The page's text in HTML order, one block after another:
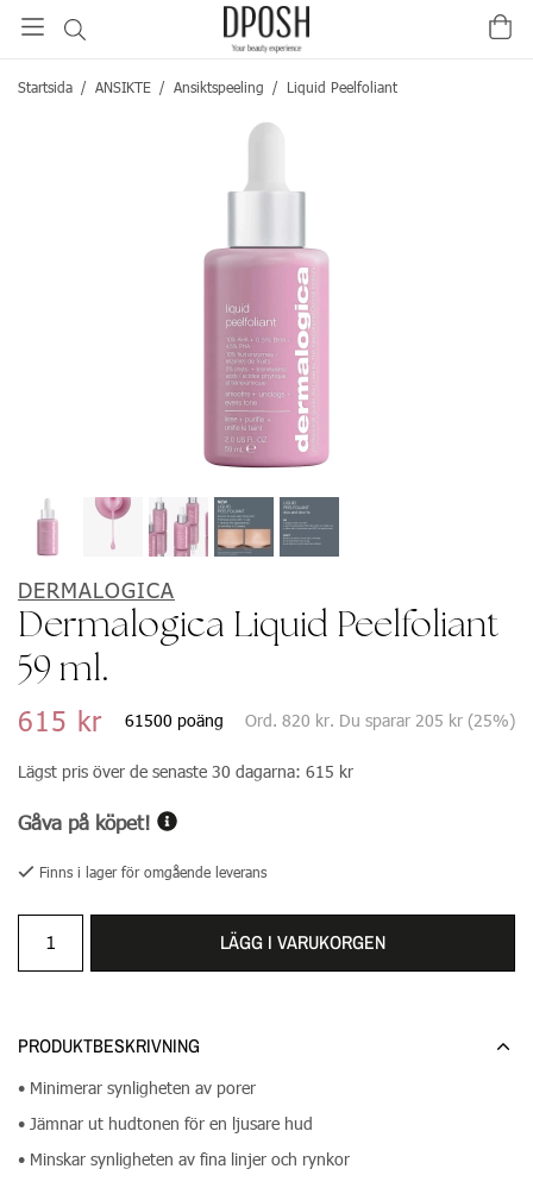
Startsida / ANSIKTE / Ansiktspeeling / Liquid Peelfoliant
DERMALOGICA
Dermalogica Liquid Peelfoliant
59 ml.
615 kr 61500 poäng Ord. 820 kr. Du sparar 205 kr (25%)
Lägst pris över de senaste 30 dagarna: 615 kr
Gåva på köpet!
Finns i lager för omgående leverans
LÄGG I VARUKORGEN
PRODUKTBESKRIVNING
• Minimerar synligheten av porer
• Jämnar ut hudtonen för en ljusare hud
• Minskar synligheten av fina linjer och rynkor